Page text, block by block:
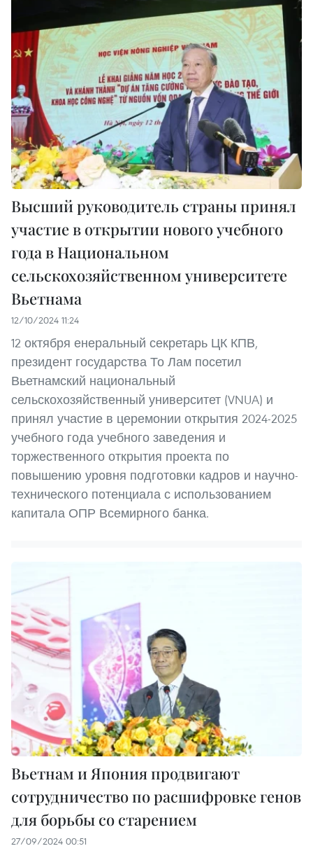
Высший руководитель страны принял
участие в открытии нового учебного
года в Национальном
сельскохозяйственном университете
Вьетнама
12/10/2024 11:24
12 октября енеральный секретарь ЦК КПВ,
президент государства То Лам посетил
Вьетнамский национальный
сельскохозяйственный университет (VNUA) и
принял участие в церемонии открытия 2024-2025
учебного года учебного заведения и
торжественного открытия проекта по
повышению уровня подготовки кадров и научно-
технического потенциала с использованием
капитала ОПР Всемирного банка.
Вьетнам и Япония продвигают
сотрудничество по расшифровке генов
для борьбы со старением
27/09/2024 00:51